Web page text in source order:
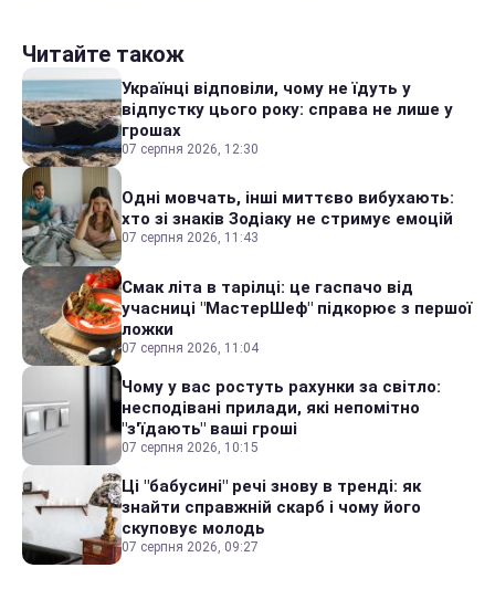
Читайте також
Українці відповіли, чому не їдуть у
відпустку цього року: справа не лише у
грошах
07 серпня 2026, 12:30
Одні мовчать, інші миттєво вибухають:
хто зі знаків Зодіаку не стримує емоцій
07 серпня 2026, 11:43
Смак літа в тарілці: це гаспачо від
учасниці "МастерШеф" підкорює з першої
ложки
07 серпня 2026, 11:04
Чому у вас ростуть рахунки за світло:
несподівані прилади, які непомітно
"з'їдають" ваші гроші
07 серпня 2026, 10:15
Ці "бабусині" речі знову в тренді: як
знайти справжній скарб і чому його
скуповує молодь
07 серпня 2026, 09:27